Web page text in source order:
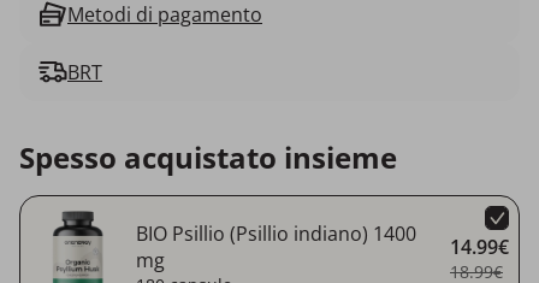
Metodi di pagamento
BRT
Spesso acquistato insieme
BIO Psillio (Psillio indiano) 1400
mg
14.99€
18.99€